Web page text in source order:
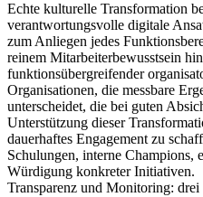
Echte kulturelle Transformation
verantwortungsvolle digitale
zum Anliegen jedes
reinem Mitarbeiterbewusstsein
funktionsübergreifender
Organisationen, die messbare
unterscheidet, die bei guten
Unterstützung dieser
dauerhaftes Engagement zu
Schulungen, interne Champions,
Würdigung konkreter Initiativen.
Transparenz und Monitoring: drei